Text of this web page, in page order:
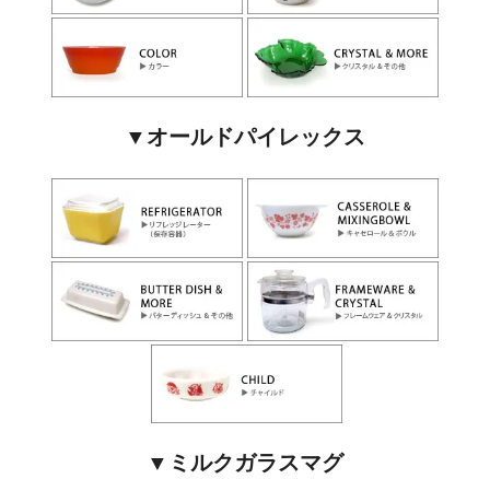
▼オールドパイレックス
▼ミルクガラスマグ